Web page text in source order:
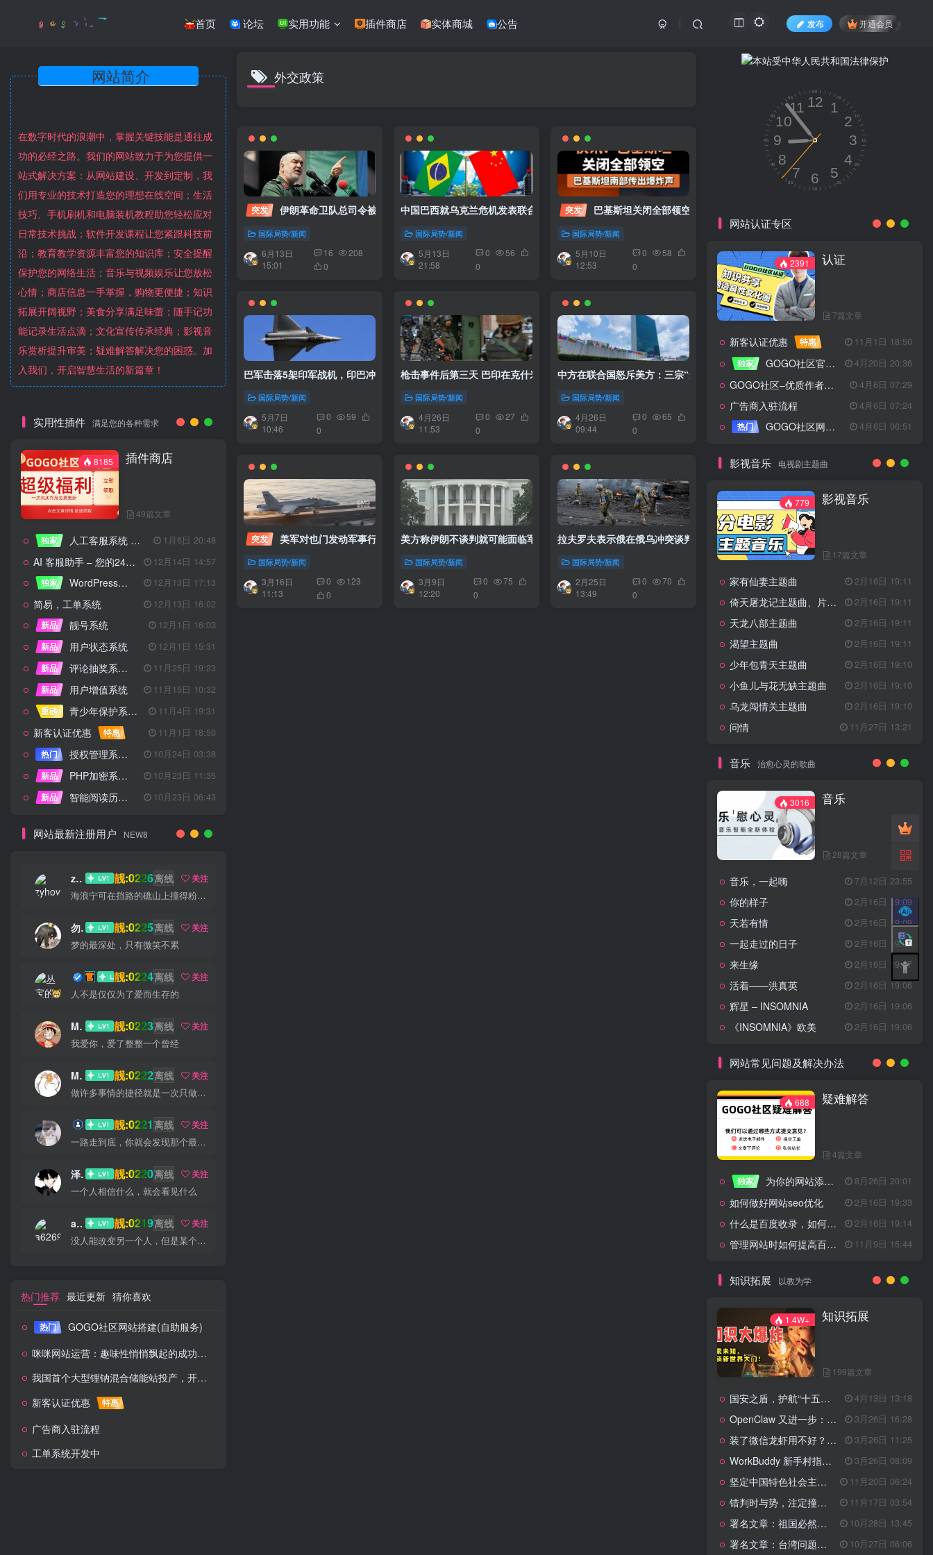
首页 论坛 实用功能 插件商店 实体商城 公告 发布 开通会员
在数字时代的浪潮中，掌握关键技能是通往成
功的必经之路。我们的网站致力于为您提供一
站式解决方案：从网站建设、开发到定制，我
们用专业的技术打造您的理想在线空间；生活
技巧、手机刷机和电脑装机教程助您轻松应对
日常技术挑战；软件开发课程让您紧跟科技前
沿；教育教学资源丰富您的知识库；安全提醒
保护您的网络生活；音乐与视频娱乐让您放松
心情；商店信息一手掌握，购物更便捷；知识
拓展开阔视野；美食分享满足味蕾；随手记功
能记录生活点滴；文化宣传传承经典；影视音
乐赏析提升审美；疑难解答解决您的困惑。加
入我们，开启智慧生活的新篇章！
实用性插件 满足您的各种需求
8185 插件商店
49篇文章
独家 人工客服系统 技术开发文档 1月6日 20:48
AI 客服助手 – 您的24/7智能客服专家
12月14日 14:57
独家
WordPress设备管理器插件 – 专业版 12月13日 17:13
简易，工单系统
12月13日 16:02
新品
靓号系统
12月1日 16:03
新品
用户状态系统
12月1日 15:31
新品
评论抽奖系统 – 完整功能详解
11月25日 19:23
新品
用户增值系统
11月15日 10:32
重磅
青少年保护系统 专为子比主题开发 11月4日 19:31
新客认证优惠 特惠
11月1日 18:50
热门
授权管理系统子比主题专版
10月24日 03:38
新品
PHP加密系统专业版
10月23日 11:35
新品
智能阅读历史系统 10月23日 06:43
网站最新注册用户 NEW8
zyhove 靓:0226离线
关注
海浪宁可在挡路的礁山上撞得粉碎，也不肯后退一步
勿听 靓:0225离线
关注
梦的最深处，只有微笑不累
丛宝 靓:0224离线
关注
人不是仅仅为了爱而生存的
MS-康娃 靓:0223离线
关注
我爱你，爱了整整一个曾经
Miss 先生 靓:0222离线
关注
做许多事情的捷径就是一次只做一件一件事
猫小白 靓:0221 离线
关注
一路走到底，你就会发现那个最佳出口
泽宇 靓:0220离线
关注
一个人相信什么，就会看见什么
a626911 靓:0219离线
关注
没人能改变另一个人，但是某个人能成为一个人改变的原因
热门推荐 最近更新 猜你喜欢
热门
GOGO社区网站搭建(自助服务)
咪咪网站运营：趣味性悄悄飘起的成功风头
我国首个大型锂钠混合储能站投产，开启储能新时代
新客认证优惠
特惠
广告商入驻流程
工单系统开发中
外交政策
突发 伊朗革命卫队总司令被暗杀，中东局势再添变数
国际局势/新闻
6月13日
15:01
16
208
0
中国巴西就乌克兰危机发表联合声明 力促和平谈判
国际局势/新闻
5月13日
21:58
0
56
0
突发 巴基斯坦关闭全部领空
国际局势/新闻
5月10日
12:53
0
58
0
巴军击落5架印军战机，印巴冲突升级
国际局势/新闻
5月7日
10:46
0
59
0
枪击事件后第三天 巴印在克什米尔交火
国际局势/新闻
4月26日
11:53
0
27
0
中方在联合国怒斥美方：三宗“违反”，尽显霸权本质
国际局势/新闻
4月26日
09:44
0
65
0
突发 美军对也门发动军事行动，称要打通红海航道
国际局势/新闻
3月16日
11:13
0
123
0
美方称伊朗不谈判就可能面临军事行动
国际局势/新闻
3月9日
12:20
0
75
0
拉夫罗夫表示俄在俄乌冲突谈判取得成果后将停止战斗
国际局势/新闻
2月25日
13:49
0
70
0
网站认证专区
2391 认证
7篇文章
新客认证优惠 特惠
11月1日 18:50
独家
GOGO社区官方成员认证 4月20日 20:36
GOGO社区–优质作者认证 4月6日 07:29
广告商入驻流程
4月6日 07:24
热门
GOGO社区网站搭建(自助服务) 4月6日 06:51
影视音乐 电视剧主题曲
779 影视音乐
17篇文章
家有仙妻主题曲 2月16日 19:11
倚天屠龙记主题曲、片头曲 2月16日 19:11
天龙八部主题曲 2月16日 19:11
渴望主题曲 2月16日 19:11
少年包青天主题曲 2月16日 19:10
小鱼儿与花无缺主题曲 2月16日 19:10
乌龙闯情关主题曲 2月16日 19:10
问情 11月27日 13:21
音乐 治愈心灵的歌曲
3016 音乐
28篇文章
音乐，一起嗨 7月12日 23:55
你的样子 2月16日 19:09
天若有情 2月16日 19:09
一起走过的日子 2月16日 19:07
来生缘 2月16日 19:07
活着——洪真英 2月16日 19:06
辉星 – INSOMNIA 2月16日 19:06
《INSOMNIA》欧美 2月16日 19:06
网站常见问题及解决办法
688 疑难解答
4篇文章
独家 为你的网站添加百度登录 8月26日 20:01
如何做好网站seo优化 2月16日 19:33
什么是百度收录，如何提高收录量？ 2月16日 19:14
管理网站时如何提高百度权重？ 11月9日 15:44
知识拓展 以教为学
1.4W+ 知识拓展
199篇文章
国安之盾，护航“十五五”新征程 4月13日 13:18
OpenClaw 又进一步：微信直连+安全检测+版本切换 3月26日 16:28
装了微信龙虾用不好？3步让你轻松指挥AI干活！ 3月26日 11:25
WorkBuddy 新手村指南：10 个核心技巧帮你解锁满级虾🦞！ 3月26日 08:09
坚定中国特色社会主义法治的政治定力 11月20日 06:24
错判时与势，注定撞南墙 11月17日 03:54
署名文章：祖国必然统一势不可挡 10月28日 13:45
署名文章：台湾问题的由来和性质 10月27日 06:06